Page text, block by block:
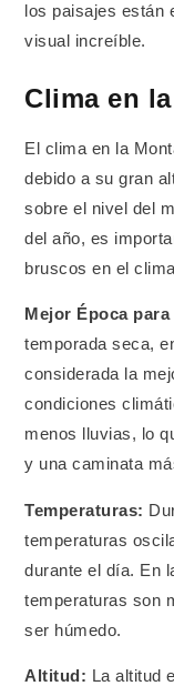
los paisajes están
visual increíble.
Clima en
El clima en la
debido a su gran
sobre el nivel del
del año, es
bruscos en el
Mejor Época
temporada seca,
considerada la
condiciones
menos lluvias, lo
y una caminata
Temperaturas:
temperaturas
durante el día. En
temperaturas son
ser húmedo.
Altitud: La altitud